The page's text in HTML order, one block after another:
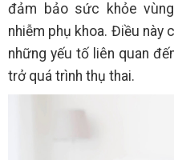
đảm bảo sức khỏe
nhiễm phụ khoa. Điều này
những yếu tố liên quan
trở quá trình thụ thai.